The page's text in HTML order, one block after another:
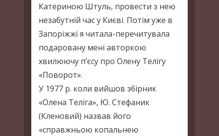
Катериною Штуль, провести з нею
незабутній час у Києві. Потім уже в
Запоріжжі я читала-перечитувала
подаровану мені авторкою
хвилюючу п’єсу про Олену Телігу
«Поворот».
У 1977 р. коли вийшов збірник
«Олена Теліга», Ю. Стефаник
(Кленовий) назвав його
«справжньою копальнею